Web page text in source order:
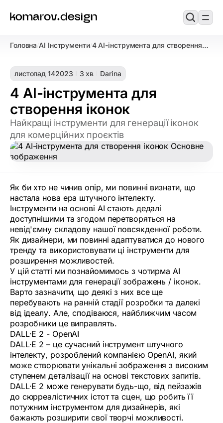
Головна/AI Інструменти/4 АI-інструмента для створення
листопад 142023 3 хв Darina
4 АI-інструмента для
створення іконок
Найкращі інструменти для генерації іконок
для комерційних проєктів
Як би хто не чинив опір, ми повинні визнати, що
настала нова ера штучного інтелекту.
Інструменти на основі AI стають дедалі
доступнішими та згодом перетворяться на
невід'ємну складову нашої повсякденної роботи.
Як дизайнери, ми повинні адаптуватися до нового
тренду та використовувати ці інструменти для
розширення можливостей.
У цій статті ми познайомимось з чотирма AI
інструментами для генерації зображень / іконок.
Варто зазначити, що деякі з них все ще
перебувають на ранній стадії розробки та далекі
від ідеалу. Але, сподіваюся, найближчим часом
розробники це виправлять.
DALL·E 2 - OpenAI‍
DALL·E 2 – це сучасний інструмент штучного
інтелекту, розроблений компанією OpenAI, який
може створювати унікальні зображення з високим
ступенем деталізації на основі текстових запитів.
DALL·E 2 може генерувати будь-що, від пейзажів
до сюрреалістичних істот та сцен, що робить її
потужним інструментом для дизайнерів, які
бажають розширити свої творчі можливості.